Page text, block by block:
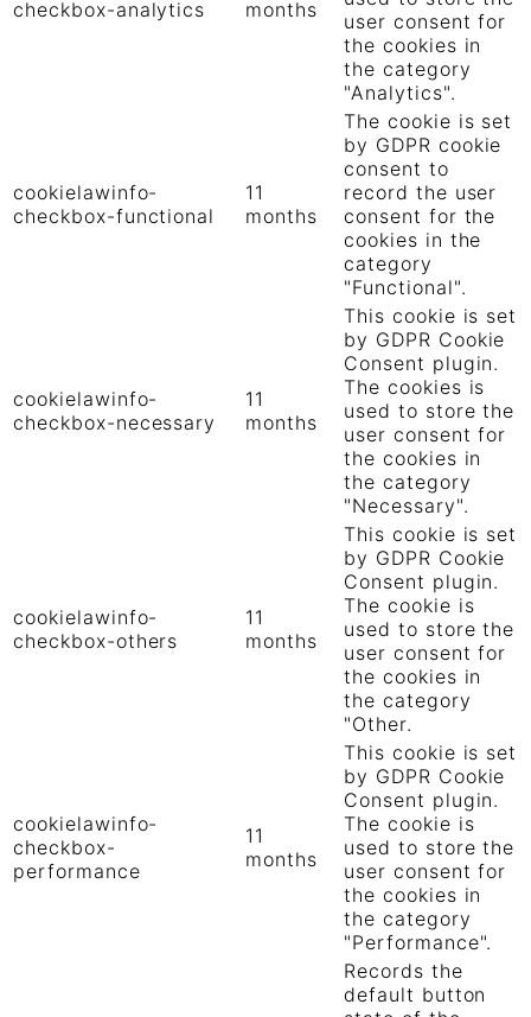
checkbox-analytics months
user consent for
the cookies in
the category
"Analytics".
cookielawinfo-
checkbox-functional
11
months
The cookie is set
by GDPR cookie
consent to
record the user
consent for the
cookies in the
category
"Functional".
cookielawinfo-
checkbox-necessary
11
months
This cookie is set
by GDPR Cookie
Consent plugin.
The cookies is
used to store the
user consent for
the cookies in
the category
"Necessary".
cookielawinfo-
checkbox-others
11
months
This cookie is set
by GDPR Cookie
Consent plugin.
The cookie is
used to store the
user consent for
the cookies in
the category
"Other.
cookielawinfo-
checkbox-
performance
11
months
This cookie is set
by GDPR Cookie
Consent plugin.
The cookie is
used to store the
user consent for
the cookies in
the category
"Performance".
Records the
default button